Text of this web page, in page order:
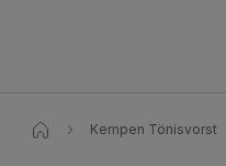
Kempen Tönisvorst